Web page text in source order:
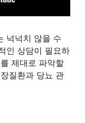
넉넉치 않을 수
인 상담이 필요하
제대로 파악할
질환과 당뇨 관